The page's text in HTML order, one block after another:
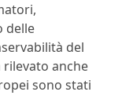
delle
del
anche
sono stati